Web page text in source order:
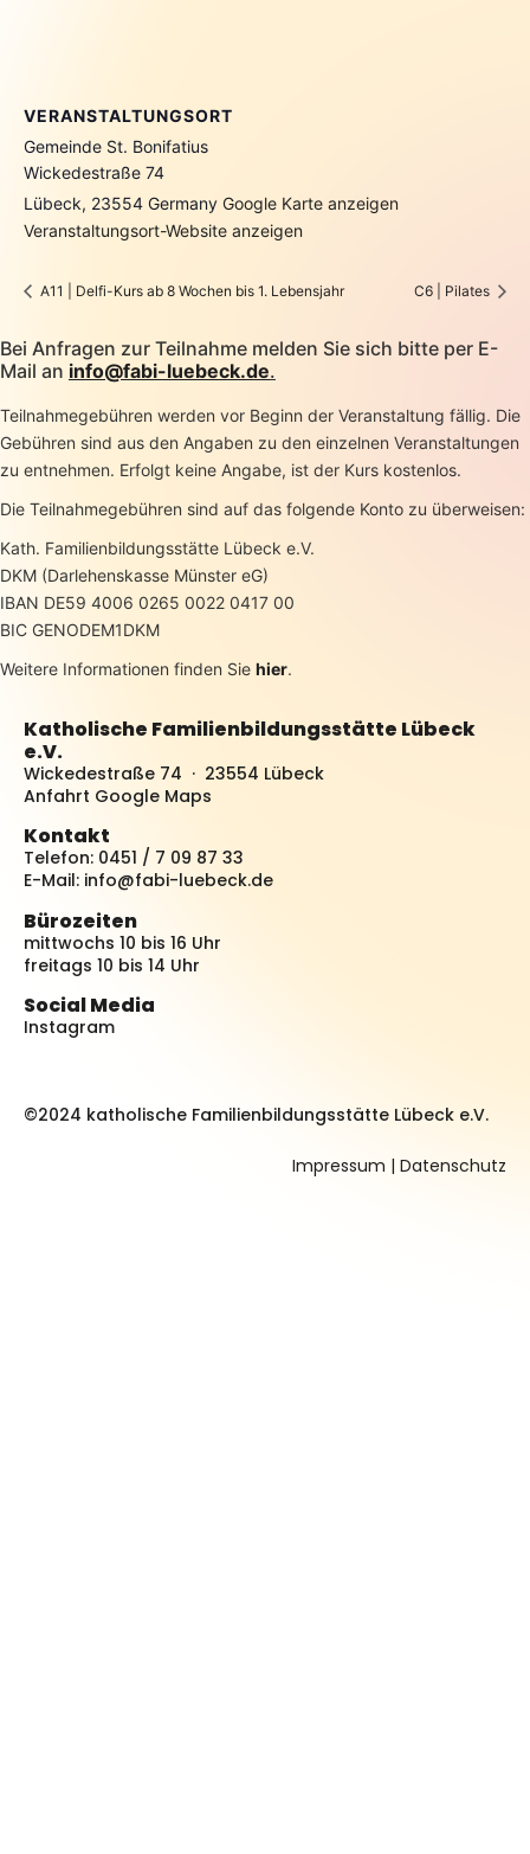
VERANSTALTUNGSORT
Gemeinde St. Bonifatius
Wickedestraße 74
Lübeck, 23554 Germany Google Karte anzeigen
Veranstaltungsort-Website anzeigen
A11 | Delfi-Kurs ab 8 Wochen bis 1. Lebensjahr C6 | Pilates
Bei Anfragen zur Teilnahme melden Sie sich bitte per E-
Mail an info@fabi-luebeck.de.
Teilnahmegebühren werden vor Beginn der Veranstaltung fällig. Die
Gebühren sind aus den Angaben zu den einzelnen Veranstaltungen
zu entnehmen. Erfolgt keine Angabe, ist der Kurs kostenlos.
Die Teilnahmegebühren sind auf das folgende Konto zu überweisen:
Kath. Familienbildungsstätte Lübeck e.V.
DKM (Darlehenskasse Münster eG)
IBAN DE59 4006 0265 0022 0417 00
BIC GENODEM1DKM
Weitere Informationen finden Sie hier.
Katholische Familienbildungsstätte Lübeck
e.V.
Wickedestraße 74 · 23554 Lübeck
Anfahrt Google Maps
Kontakt
Telefon: 0451 / 7 09 87 33
E-Mail: info@fabi-luebeck.de
Bürozeiten
mittwochs 10 bis 16 Uhr
freitags 10 bis 14 Uhr
Social Media
Instagram
©2024 katholische Familienbildungsstätte Lübeck e.V.
Impressum | Datenschutz